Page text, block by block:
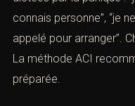
nécessaire, la
demande de médecin,
les perquisitions, les
transfert.